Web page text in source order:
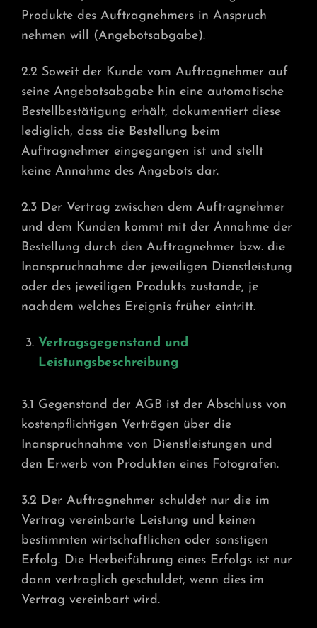
Produkte des Auftragnehmers in Anspruch
nehmen will (Angebotsabgabe).
2.2 Soweit der Kunde vom Auftragnehmer auf
seine Angebotsabgabe hin eine automatische
Bestellbestätigung erhält, dokumentiert diese
lediglich, dass die Bestellung beim
Auftragnehmer eingegangen ist und stellt
keine Annahme des Angebots dar.
2.3 Der Vertrag zwischen dem Auftragnehmer
und dem Kunden kommt mit der Annahme der
Bestellung durch den Auftragnehmer bzw. die
Inanspruchnahme der jeweiligen Dienstleistung
oder des jeweiligen Produkts zustande, je
nachdem welches Ereignis früher eintritt.
Vertragsgegenstand und
Leistungsbeschreibung
3.1 Gegenstand der AGB ist der Abschluss von
kostenpflichtigen Verträgen über die
Inanspruchnahme von Dienstleistungen und
den Erwerb von Produkten eines Fotografen.
3.2 Der Auftragnehmer schuldet nur die im
Vertrag vereinbarte Leistung und keinen
bestimmten wirtschaftlichen oder sonstigen
Erfolg. Die Herbeiführung eines Erfolgs ist nur
dann vertraglich geschuldet, wenn dies im
Vertrag vereinbart wird.